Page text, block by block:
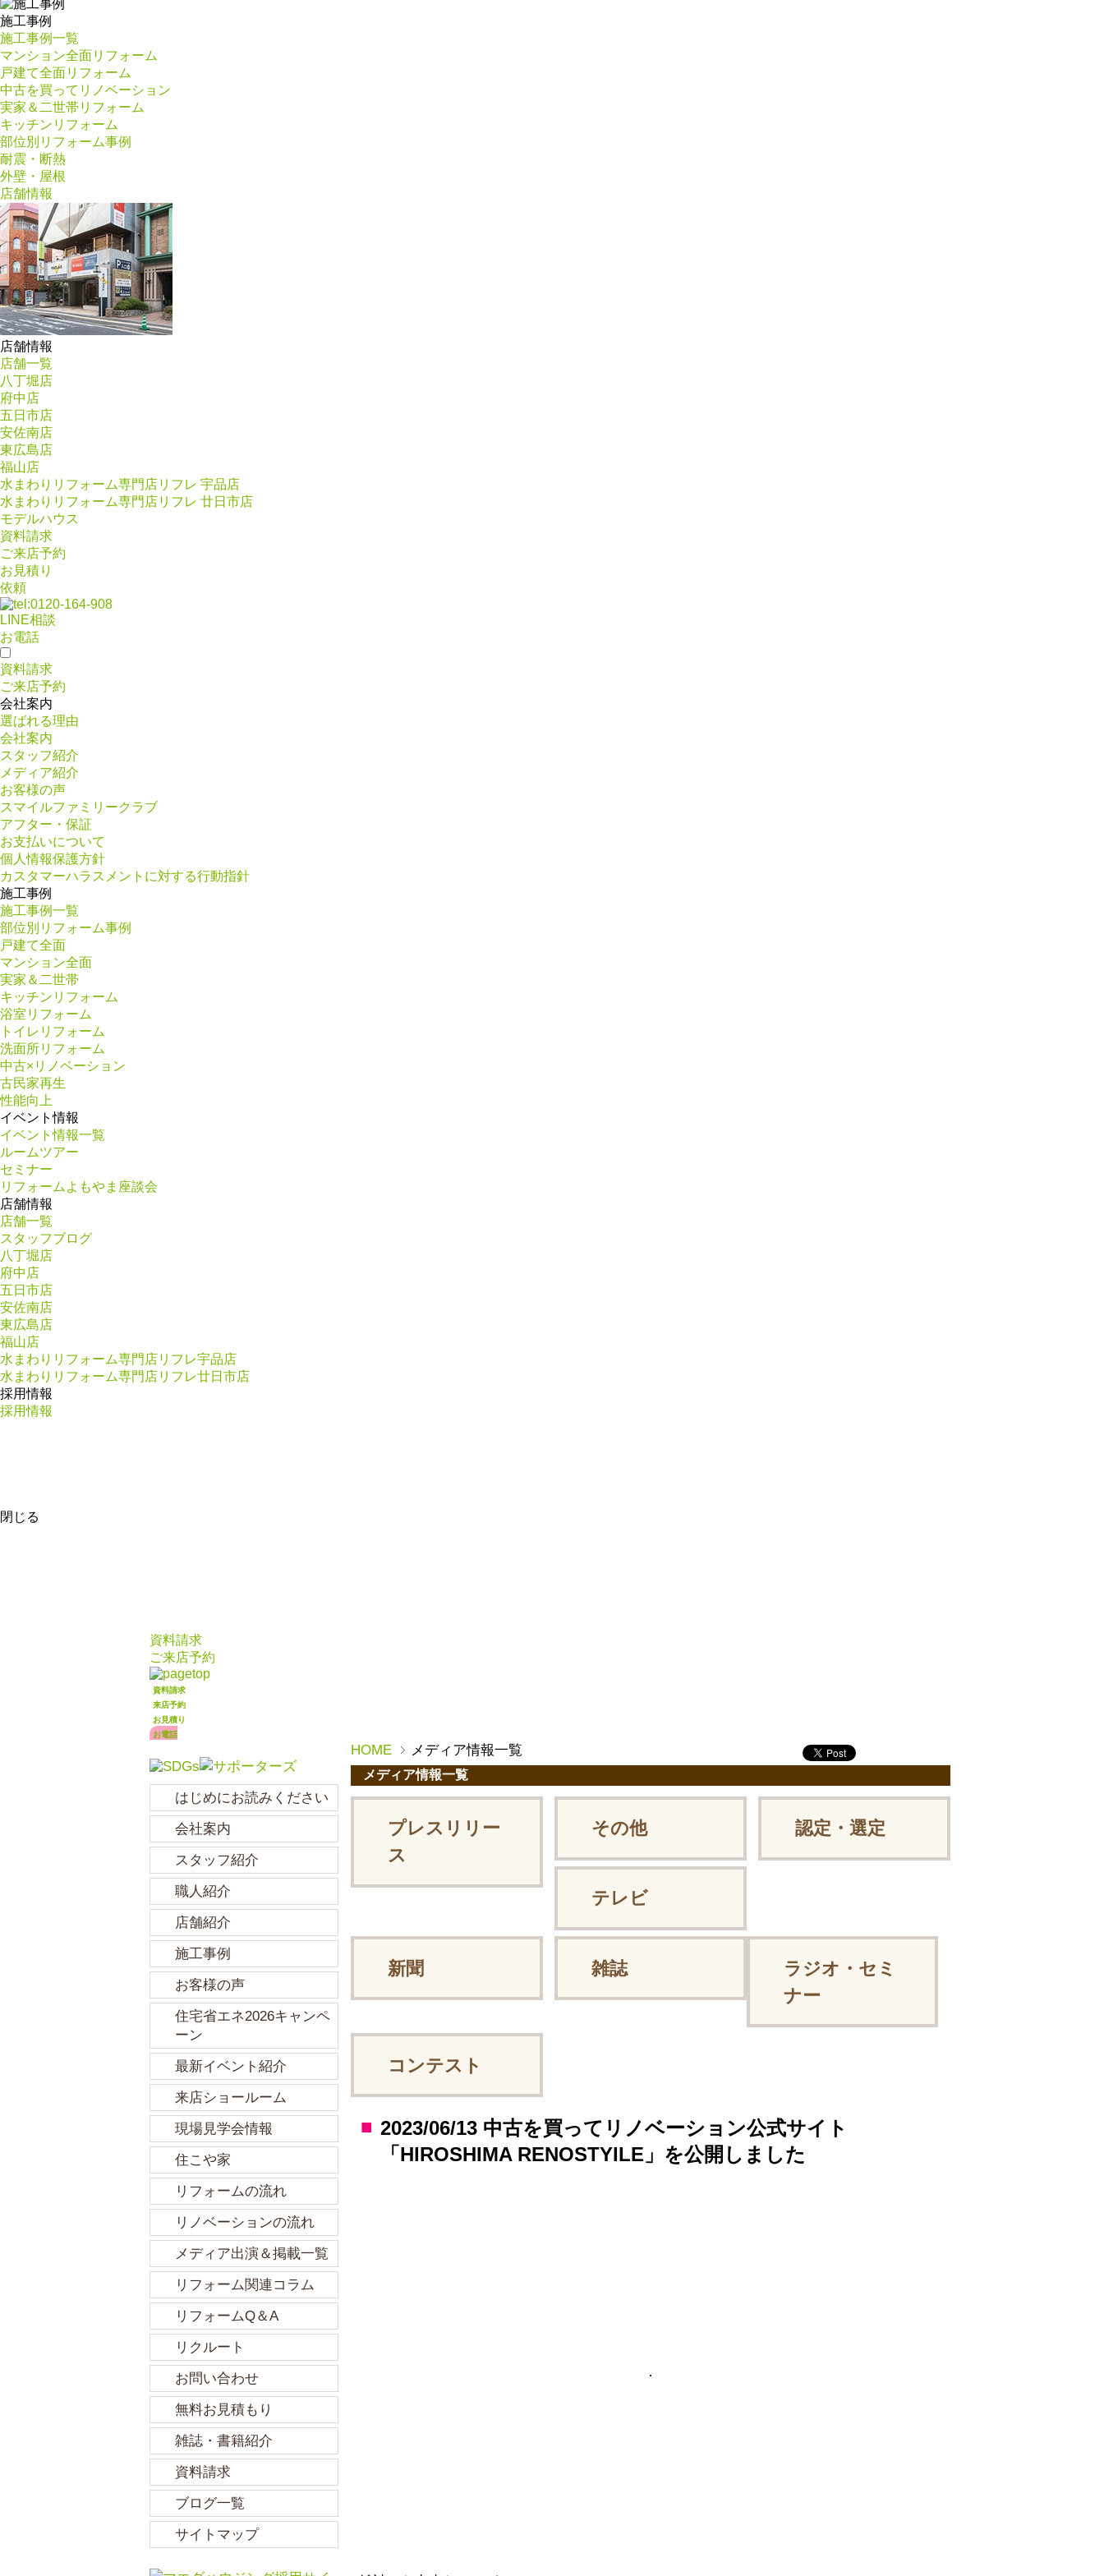
施工事例
施工事例一覧
マンション全面リフォーム
戸建て全面リフォーム
中古を買ってリノベーション
実家＆二世帯リフォーム
キッチンリフォーム
部位別リフォーム事例
耐震・断熱
外壁・屋根
店舗情報
店舗情報
店舗一覧
八丁堀店
府中店
五日市店
安佐南店
東広島店
福山店
水まわりリフォーム専門店リフレ 宇品店
水まわりリフォーム専門店リフレ 廿日市店
モデルハウス
資料請求
ご来店予約
お見積り
依頼
LINE相談
お電話
資料請求
ご来店予約
会社案内
選ばれる理由
会社案内
スタッフ紹介
メディア紹介
お客様の声
スマイルファミリークラブ
アフター・保証
お支払いについて
個人情報保護方針
カスタマーハラスメントに対する行動指針
施工事例
施工事例一覧
部位別リフォーム事例
戸建て全面
マンション全面
実家＆二世帯
キッチンリフォーム
浴室リフォーム
トイレリフォーム
洗面所リフォーム
中古×リノベーション
古民家再生
性能向上
イベント情報
イベント情報一覧
ルームツアー
セミナー
リフォームよもやま座談会
店舗情報
店舗一覧
スタッフブログ
八丁堀店
府中店
五日市店
安佐南店
東広島店
福山店
水まわりリフォーム専門店リフレ宇品店
水まわりリフォーム専門店リフレ廿日市店
採用情報
採用情報
閉じる
資料請求
ご来店予約
資料請求
来店予約
お見積り
お電話
HOME メディア情報一覧
メディア情報一覧
プレスリリー
ス
その他 認定・選定
テレビ
新聞 雑誌
ラジオ・セミ
ナー
コンテスト
2023/06/13 中古を買ってリノベーション公式サイト
「HIROSHIMA RENOSTYILE」を公開しました
はじめにお読みください
会社案内
スタッフ紹介
職人紹介
店舗紹介
施工事例
お客様の声
住宅省エネ2026キャンペ
ーン
最新イベント紹介
来店ショールーム
現場見学会情報
住こや家
リフォームの流れ
リノベーションの流れ
メディア出演＆掲載一覧
リフォーム関連コラム
リフォームQ＆A
リクルート
お問い合わせ
無料お見積もり
雑誌・書籍紹介
資料請求
ブログ一覧
サイトマップ